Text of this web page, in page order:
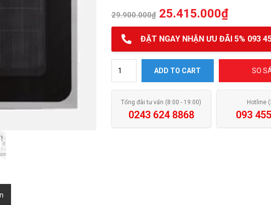
29.900.000₫ 25.415.000₫
ĐẶT NGAY NHẬN ƯU ĐÃI 5% 093
ADD TO CART SO
Tổng đài tư vấn (8:00 - 19:00)
0243 624 8868
Hotline
093